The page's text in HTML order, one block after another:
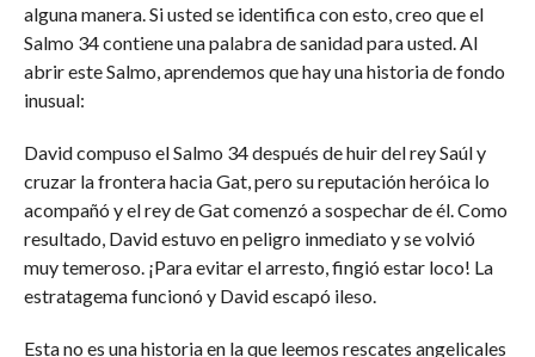
alguna manera. Si usted se identifica con esto, creo que el
Salmo 34 contiene una palabra de sanidad para usted. Al
abrir este Salmo, aprendemos que hay una historia de fondo
inusual:
David compuso el Salmo 34 después de huir del rey Saúl y
cruzar la frontera hacia Gat, pero su reputación heróica lo
acompañó y el rey de Gat comenzó a sospechar de él. Como
resultado, David estuvo en peligro inmediato y se volvió
muy temeroso. ¡Para evitar el arresto, fingió estar loco! La
estratagema funcionó y David escapó ileso.
Esta no es una historia en la que leemos rescates angelicales